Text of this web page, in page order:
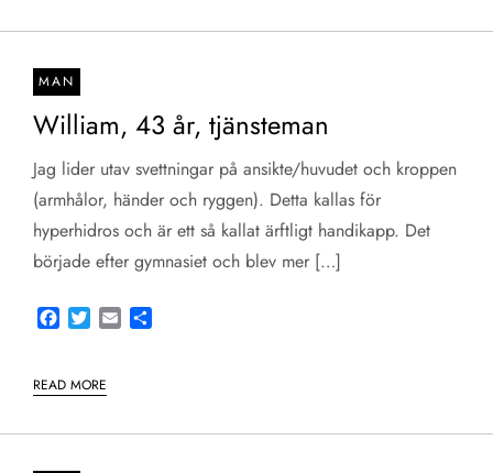
MAN
William, 43 år, tjänsteman
Jag lider utav svettningar på ansikte/huvudet och kroppen
(armhålor, händer och ryggen). Detta kallas för
hyperhidros och är ett så kallat ärftligt handikapp. Det
började efter gymnasiet och blev mer […]
Facebook
TwitterEmail
READ MORE